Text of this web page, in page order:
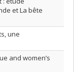
et La bête
une
and women’s